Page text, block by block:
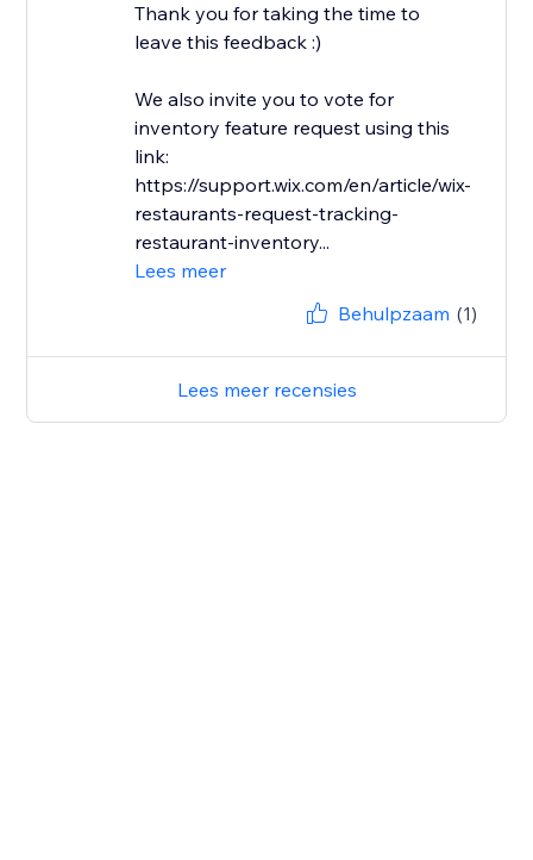
Thank you for taking the time to
leave this feedback :)
We also invite you to vote for
inventory feature request using this
link:
https://support.wix.com/en/article/wix-
restaurants-request-tracking-
restaurant-inventory...
Lees meer
Behulpzaam (1)
Lees meer recensies